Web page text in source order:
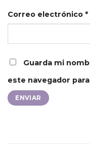
Correo electrónico *
Guarda mi
este navegador